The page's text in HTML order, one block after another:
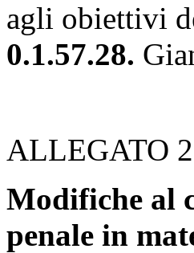
agli obiettivi
0.1.57.28.
ALLEGATO 2
Modifiche al
penale in